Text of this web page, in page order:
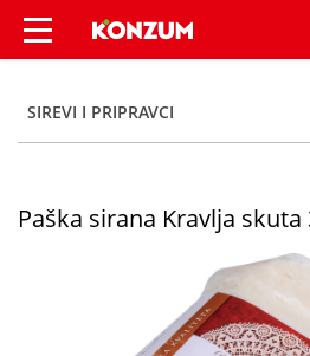
Paška sirana Kravlja
SIREVI I PRIPRAVCI
Paška sirana Kravlja skuta